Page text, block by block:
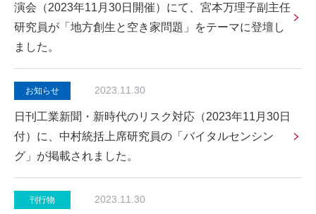
演会（2023年11月30日開催）にて、宮本万理子副主任
研究員が「地方創生と空き家問題」をテーマに登壇し
ました。
お知らせ 2023.11.30
日刊工業新聞・新時代のリスク対応（2023年11月30日
付）に、中村統括上席研究員の「バイタルセンシン
グ」が掲載されました。
刊行物 2023.11.30